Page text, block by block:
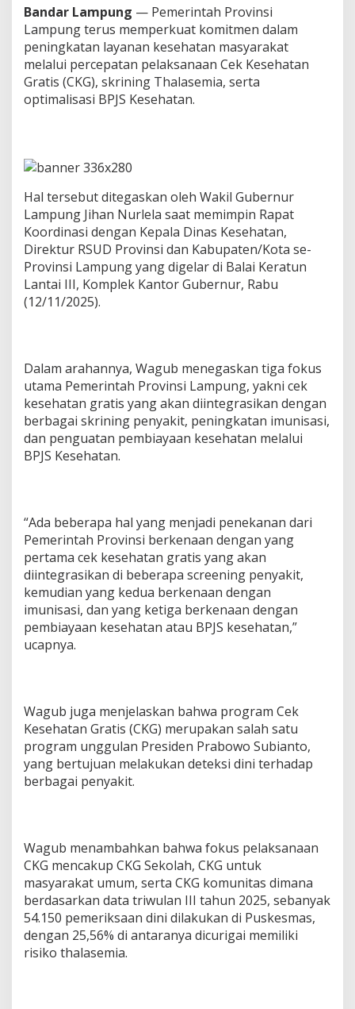
a
,
P
e
m
p
r
p
u
n
g
P
e
r
K
G
I
m
u
i
,
d
a
n
B
P
J
h
a
n
Bandar Lampung — Pemerintah Provinsi
Lampung terus memperkuat komitmen dalam
peningkatan layanan kesehatan masyarakat
melalui percepatan pelaksanaan Cek Kesehatan
Gratis (CKG), skrining Thalasemia, serta
optimalisasi BPJS Kesehatan.
Hal tersebut ditegaskan oleh Wakil Gubernur
Lampung Jihan Nurlela saat memimpin Rapat
Koordinasi dengan Kepala Dinas Kesehatan,
Direktur RSUD Provinsi dan Kabupaten/Kota se-
Provinsi Lampung yang digelar di Balai Keratun
Lantai III, Komplek Kantor Gubernur, Rabu
(12/11/2025).
Dalam arahannya, Wagub menegaskan tiga fokus
utama Pemerintah Provinsi Lampung, yakni cek
kesehatan gratis yang akan diintegrasikan dengan
berbagai skrining penyakit, peningkatan imunisasi,
dan penguatan pembiayaan kesehatan melalui
BPJS Kesehatan.
“Ada beberapa hal yang menjadi penekanan dari
Pemerintah Provinsi berkenaan dengan yang
pertama cek kesehatan gratis yang akan
diintegrasikan di beberapa screening penyakit,
kemudian yang kedua berkenaan dengan
imunisasi, dan yang ketiga berkenaan dengan
pembiayaan kesehatan atau BPJS kesehatan,”
ucapnya.
Wagub juga menjelaskan bahwa program Cek
Kesehatan Gratis (CKG) merupakan salah satu
program unggulan Presiden Prabowo Subianto,
yang bertujuan melakukan deteksi dini terhadap
berbagai penyakit.
Wagub menambahkan bahwa fokus pelaksanaan
CKG mencakup CKG Sekolah, CKG untuk
masyarakat umum, serta CKG komunitas dimana
berdasarkan data triwulan III tahun 2025, sebanyak
54.150 pemeriksaan dini dilakukan di Puskesmas,
dengan 25,56% di antaranya dicurigai memiliki
risiko thalasemia.